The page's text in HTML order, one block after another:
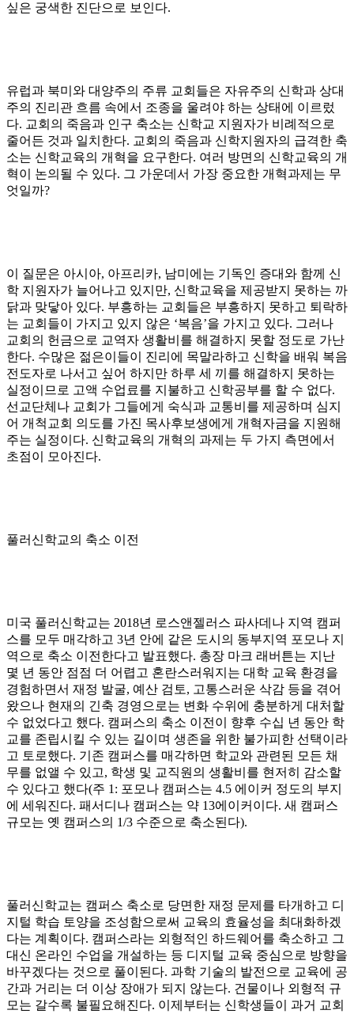
싶은 궁색한 진단으로 보인다.
유럽과 북미와 대양주의 주류 교회들은 자유주의 신학과 상대
주의 진리관 흐름 속에서 조종을 울려야 하는 상태에 이르렀
다. 교회의 죽음과 인구 축소는 신학교 지원자가 비례적으로
줄어든 것과 일치한다. 교회의 죽음과 신학지원자의 급격한 축
소는 신학교육의 개혁을 요구한다. 여러 방면의 신학교육의 개
혁이 논의될 수 있다. 그 가운데서 가장 중요한 개혁과제는 무
엇일까?
이 질문은 아시아, 아프리카, 남미에는 기독인 증대와 함께 신
학 지원자가 늘어나고 있지만, 신학교육을 제공받지 못하는 까
닭과 맞닿아 있다. 부흥하는 교회들은 부흥하지 못하고 퇴락하
는 교회들이 가지고 있지 않은 ‘복음’을 가지고 있다. 그러나
교회의 헌금으로 교역자 생활비를 해결하지 못할 정도로 가난
한다. 수많은 젊은이들이 진리에 목말라하고 신학을 배워 복음
전도자로 나서고 싶어 하지만 하루 세 끼를 해결하지 못하는
실정이므로 고액 수업료를 지불하고 신학공부를 할 수 없다.
선교단체나 교회가 그들에게 숙식과 교통비를 제공하며 심지
어 개척교회 의도를 가진 목사후보생에게 개혁자금을 지원해
주는 실정이다. 신학교육의 개혁의 과제는 두 가지 측면에서
초점이 모아진다.
풀러신학교의 축소 이전
미국 풀러신학교는 2018년 로스앤젤러스 파사데나 지역 캠퍼
스를 모두 매각하고 3년 안에 같은 도시의 동부지역 포모나 지
역으로 축소 이전한다고 발표했다. 총장 마크 래버튼는 지난
몇 년 동안 점점 더 어렵고 혼란스러워지는 대학 교육 환경을
경험하면서 재정 발굴, 예산 검토, 고통스러운 삭감 등을 겪어
왔으나 현재의 긴축 경영으로는 변화 수위에 충분하게 대처할
수 없었다고 했다. 캠퍼스의 축소 이전이 향후 수십 년 동안 학
교를 존립시킬 수 있는 길이며 생존을 위한 불가피한 선택이라
고 토로했다. 기존 캠퍼스를 매각하면 학교와 관련된 모든 채
무를 없앨 수 있고, 학생 및 교직원의 생활비를 현저히 감소할
수 있다고 했다(주 1: 포모나 캠퍼스는 4.5 에이커 정도의 부지
에 세워진다. 패서디나 캠퍼스는 약 13에이커이다. 새 캠퍼스
규모는 옛 캠퍼스의 1/3 수준으로 축소된다).
풀러신학교는 캠퍼스 축소로 당면한 재정 문제를 타개하고 디
지털 학습 토양을 조성함으로써 교육의 효율성을 최대화하겠
다는 계획이다. 캠퍼스라는 외형적인 하드웨어를 축소하고 그
대신 온라인 수업을 개설하는 등 디지털 교육 중심으로 방향을
바꾸겠다는 것으로 풀이된다. 과학 기술의 발전으로 교육에 공
간과 거리는 더 이상 장애가 되지 않는다. 건물이나 외형적 규
모는 갈수록 불필요해진다. 이제부터는 신학생들이 과거 교회